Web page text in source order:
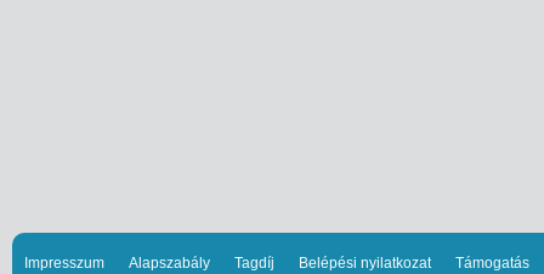
Impresszum Alapszabály Tagdíj Belépési nyilatkozat Támogatás